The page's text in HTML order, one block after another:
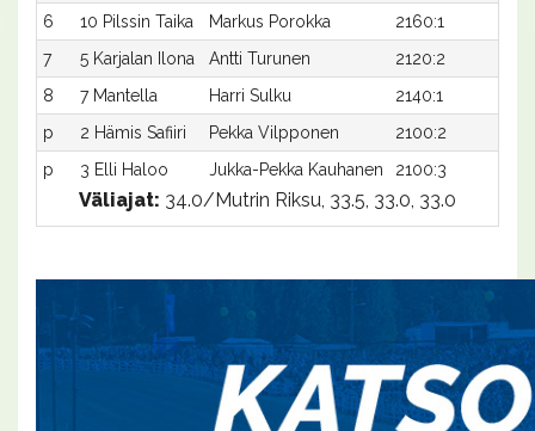
6
10 Pilssin Taika Markus Porokka 2160:1
7
5 Karjalan Ilona Antti Turunen 2120:2
8
7 Mantella Harri Sulku 2140:1
p
2 Hämis Safiiri Pekka Vilpponen 2100:2
p
3 Elli Haloo Jukka-Pekka Kauhanen 2100:3
Väliajat: 34.0/Mutrin Riksu, 33.5, 33.0, 33.0